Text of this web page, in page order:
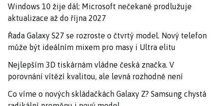
Windows 10 žije dál: Microsoft nečekaně prodlužuje
aktualizace až do října 2027
Řada Galaxy S27 se rozroste o čtvrtý model. Nový telefon
může být ideálním mixem pro masy i Ultra elitu
Nejlepším 3D tiskárnám vládne česká značka. V
porovnání vítězí kvalitou, ale levná rozhodně není
Co víme o nových skládačkách Galaxy Z? Samsung chystá